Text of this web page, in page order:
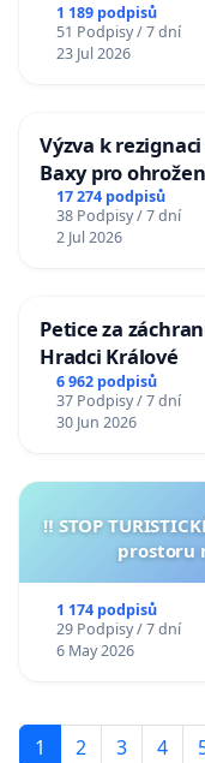
1 189 podpisů
51 Podpisy / 7 dní
23 Jul 2026
Výzva k
Baxy pro
17 274 podpisů
38 Podpisy / 7 dní
2 Jul 2026
Petice za
Hradci Králové
6 962 podpisů
37 Podpisy / 7 dní
30 Jun 2026
‼️ STOP
prostoru
1 174 podpisů
29 Podpisy / 7 dní
6 May 2026
1 2 3 4